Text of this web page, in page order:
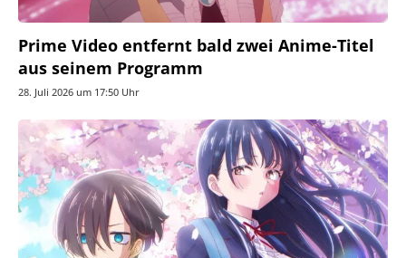
Prime Video entfernt bald zwei Anime-Titel
aus seinem Programm
28. Juli 2026 um 17:50 Uhr